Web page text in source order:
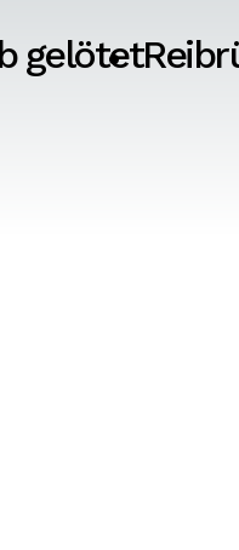
gelötet